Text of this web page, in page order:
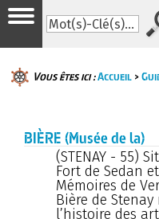
Vous êtes ici :Accueil >
BIÈRE (Musée de la)
(STENAY - 55)
Fort de Sedan
Mémoires de
Bière de
l’histoire des